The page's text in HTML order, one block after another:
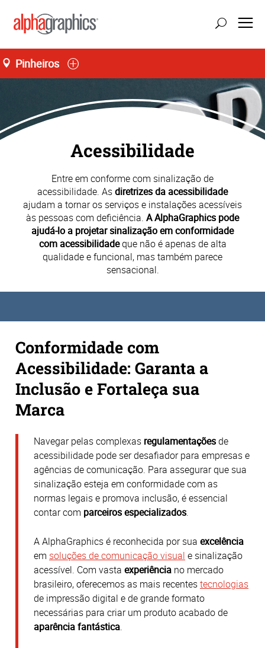
Pinheiros
Acessibilidade
Entre em conforme com sinalização de
acessibilidade. Asdiretrizes da acessibilidade
ajudam a tornar os serviços e instalações acessíveis
às pessoas com deficiência. A AlphaGraphics pode
ajudá-lo a projetar sinalização em conformidade
com acessibilidadeque não é apenas de alta
qualidade e funcional, mas também parece
sensacional.
Conformidade com
Acessibilidade: Garanta a
Inclusão e Fortaleça sua
Marca
Navegar pelas complexas regulamentaçõesde
acessibilidade pode ser desafiador para empresas e
agências de comunicação. Para assegurar que sua
sinalização esteja em conformidade com as
normas legais e promova inclusão, é essencial
contar com parceiros especializados.
A AlphaGraphics é reconhecida por sua excelência
em soluções de comunicação visual e sinalização
acessível. Com vasta experiência no mercado
brasileiro, oferecemos as mais recentestecnologias
de impressão digital e de grande formato
necessárias para criar um produto acabado de
aparência fantástica.